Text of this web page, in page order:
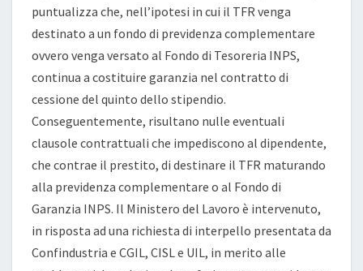
puntualizza che, nell’ipotesi in cui il TFR venga
destinato a un fondo di previdenza complementare
ovvero venga versato al Fondo di Tesoreria INPS,
continua a costituire garanzia nel contratto di
cessione del quinto dello stipendio.
Conseguentemente, risultano nulle eventuali
clausole contrattuali che impediscono al dipendente,
che contrae il prestito, di destinare il TFR maturando
alla previdenza complementare o al Fondo di
Garanzia INPS. Il Ministero del Lavoro è intervenuto,
in risposta ad una richiesta di interpello presentata da
Confindustria e CGIL, CISL e UIL, in merito alle